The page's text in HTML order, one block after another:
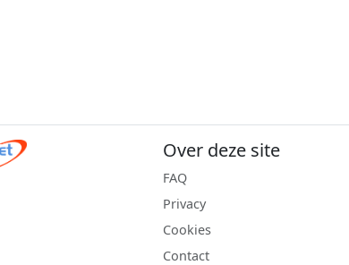
Over deze site
FAQ
Privacy
Cookies
Contact